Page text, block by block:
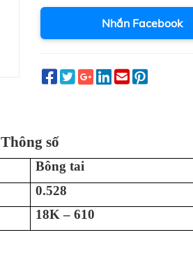
Nhắn Facebook
Thông số
Bông tai
0.528
18K – 610